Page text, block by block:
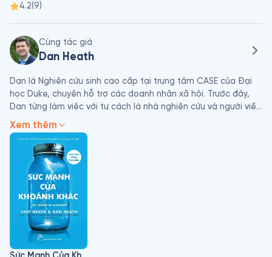
4.2(9)
Cùng tác giả
Dan Heath
Dan là Nghiên cứu sinh cao cấp tại trung tâm CASE của Đại
học Duke, chuyên hỗ trợ các doanh nhân xã hội. Trước đây,
Dan từng làm việc với tư cách là nhà nghiên cứu và người viết
tình huống cho Trường Kinh doanh Harvard. Vào cuối những
năm 1990, Dan đồng sáng lập một công ty xuất bản sáng
tạo có tên Thinkwell, công ty này trong gần 25 năm đã sản
xuất một dòng sách giáo khoa đại học trực tuyến có video
bài giảng của một số giáo sư hàng đầu của đất nước.
Xem thêm